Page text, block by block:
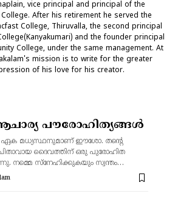
vice principal and principal of the
After his retirement he served the
College, Thiruvalla, the second principal
and the founder principal
College, under the same management. At
mission is to write for the greater
of his love for his creator.
പൗരോഹിത്യങ്ങൾ
ഏക മധ്യസ്ഥനുമാണ് ഈശോ. തന്റെ
ദൈവത്തിന് ഒരു പുരോഹിത
നമ്മെ സ്നേഹിക്കുകയും സ്വന്തം…